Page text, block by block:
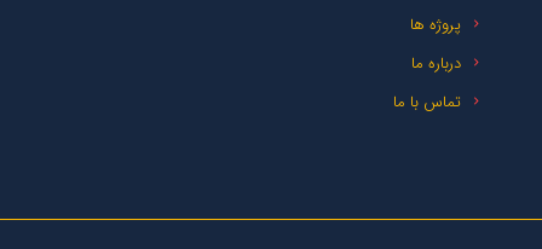
پروژه ها
درباره ما
تماس با ما